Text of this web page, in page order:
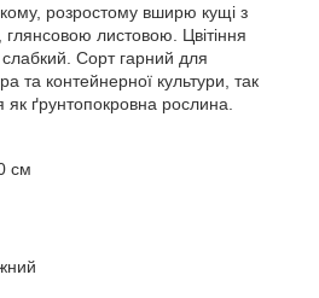
розростому вширю кущі з
листовою. Цвітіння
Сорт гарний для
та контейнерної культури, так
ґрунтопокровна рослина.
см